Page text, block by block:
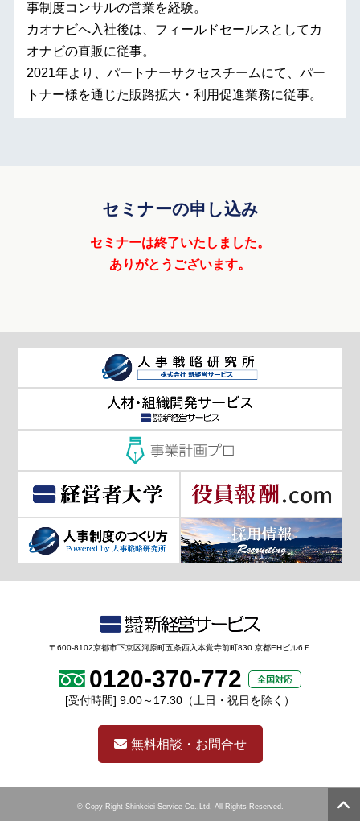
事制度コンサルの営業を経験。
カオナビへ入社後は、フィールドセールスとしてカ
オナビの直販に従事。
2021年より、パートナーサクセスチームにて、パー
トナー様を通じた販路拡大・利用促進業務に従事。
セミナーの申し込み
セミナーは終了いたしました。
ありがとうございます。
〒600-8102京都市下京区河原町五条西入本覚寺前町830 京都EHビル6Ｆ
0120-370-772 全国対応
[受付時間] 9:00～17:30（土日・祝日を除く）
無料相談・お問合せ
© Copy Right Shinkeiei Service Co.,Ltd. All Rights Reserved.